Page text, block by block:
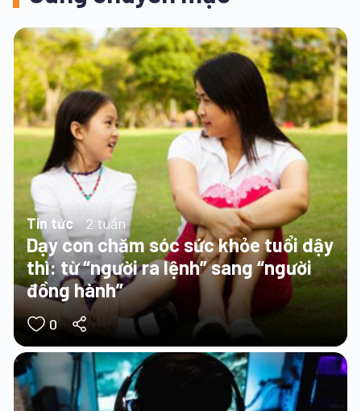
Tin tức 2 tuần
Dạy con chăm sóc sức khỏe tuổi dậy
thì: từ “người ra lệnh” sang “người
đồng hành”
0